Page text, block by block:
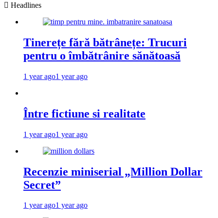
Headlines
Tinerețe fără bătrânețe: Trucuri
pentru o îmbătrânire sănătoasă
1 year ago1 year ago
Între fictiune si realitate
1 year ago1 year ago
Recenzie miniserial „Million Dollar
Secret”
1 year ago1 year ago